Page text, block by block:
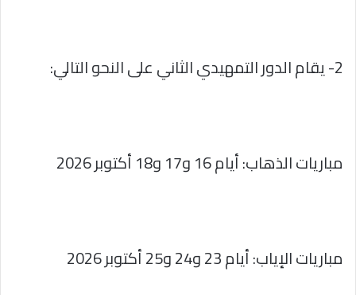
2- يقام الدور التمهيدي الثاني على النحو التالي:
مباريات الذهاب: أيام 16 و17 و18 أكتوبر 2026
مباريات الإياب: أيام 23 و24 و25 أكتوبر 2026